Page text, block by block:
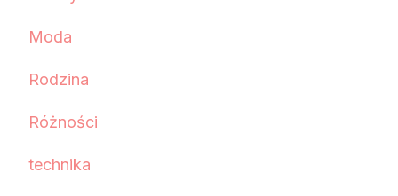
Moda
Rodzina
Różności
technika